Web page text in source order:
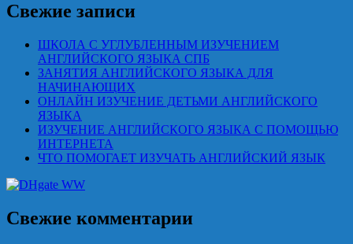
Свежие записи
ШКОЛА С УГЛУБЛЕННЫМ ИЗУЧЕНИЕМ
АНГЛИЙСКОГО ЯЗЫКА СПБ
ЗАНЯТИЯ АНГЛИЙСКОГО ЯЗЫКА ДЛЯ
НАЧИНАЮЩИХ
ОНЛАЙН ИЗУЧЕНИЕ ДЕТЬМИ АНГЛИЙСКОГО
ЯЗЫКА
ИЗУЧЕНИЕ АНГЛИЙСКОГО ЯЗЫКА С ПОМОЩЬЮ
ИНТЕРНЕТА
ЧТО ПОМОГАЕТ ИЗУЧАТЬ АНГЛИЙСКИЙ ЯЗЫК
Свежие комментарии